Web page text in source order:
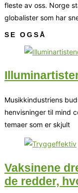
fleste av oss. Norge
globalister som har
SE OGSÅ
Musikkindustriens
henvisninger til mind
temaer som er skjult
Vaksinene
de redder,